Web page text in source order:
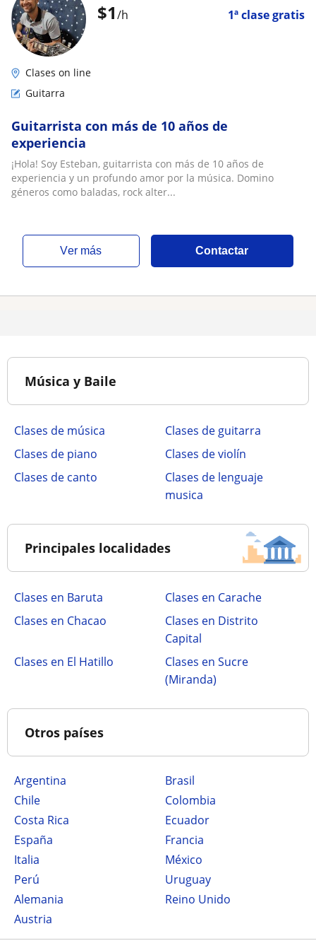
$1/h 1ª clase gratis
Clases on line
Guitarra
Guitarrista con más de 10 años de
experiencia
¡Hola! Soy Esteban, guitarrista con más de 10 años de
experiencia y un profundo amor por la música. Domino
géneros como baladas, rock alter...
ver más Contactar
Música y Baile
Clases de música
Clases de guitarra
Clases de piano
Clases de violín
Clases de canto
Clases de lenguaje
musica
Principales localidades
Clases en Baruta
Clases en Carache
Clases en Chacao
Clases en Distrito
Capital
Clases en El Hatillo
Clases en Sucre
(Miranda)
Otros países
Argentina
Brasil
Chile
Colombia
Costa Rica
Ecuador
España
Francia
Italia
México
Perú
Uruguay
Alemania
Reino Unido
Austria